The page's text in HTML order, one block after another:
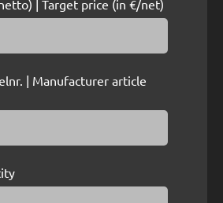
| Target price (in €/net)
| Manufacturer article